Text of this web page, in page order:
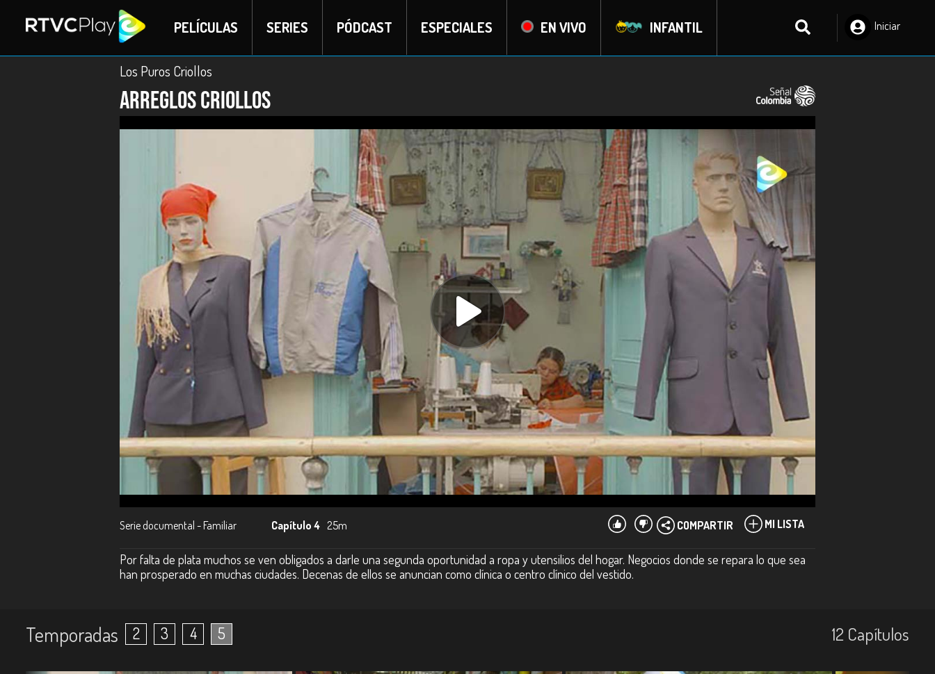
PELÍCULAS SERIES PÓDCAST ESPECIALES EN VIVO INFANTIL
Iniciar
Los Puros Criollos
Arreglos criollos
Serie documental - Familiar Capítulo 4 25m MI LISTA
COMPARTIR
Por falta de plata muchos se ven obligados a darle una segunda oportunidad a ropa y utensilios del hogar. Negocios donde se repara lo que sea
han prosperado en muchas ciudades. Decenas de ellos se anuncian como clínica o centro clínico del vestido.
Temporadas 2 3 4 5 12 Capí­tulos